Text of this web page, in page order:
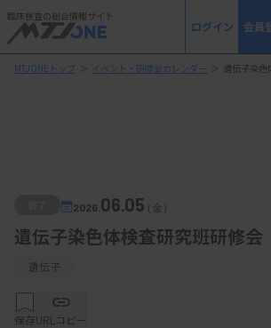
臨床検査の総合情報サイト
ログイン 会員
MTJONEトップ ＞ イベント・研修会カレンダー ＞ 遺伝子染
2026. 06.05（金）
遺伝子染色体検査研究班研修会
遺伝子
保存URLコピー